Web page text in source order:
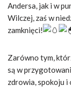
Andersa, jak i w
Wilczej, zaś w
zamknięci!
Zarówno tym,
są w
zdrowia, spokoju i